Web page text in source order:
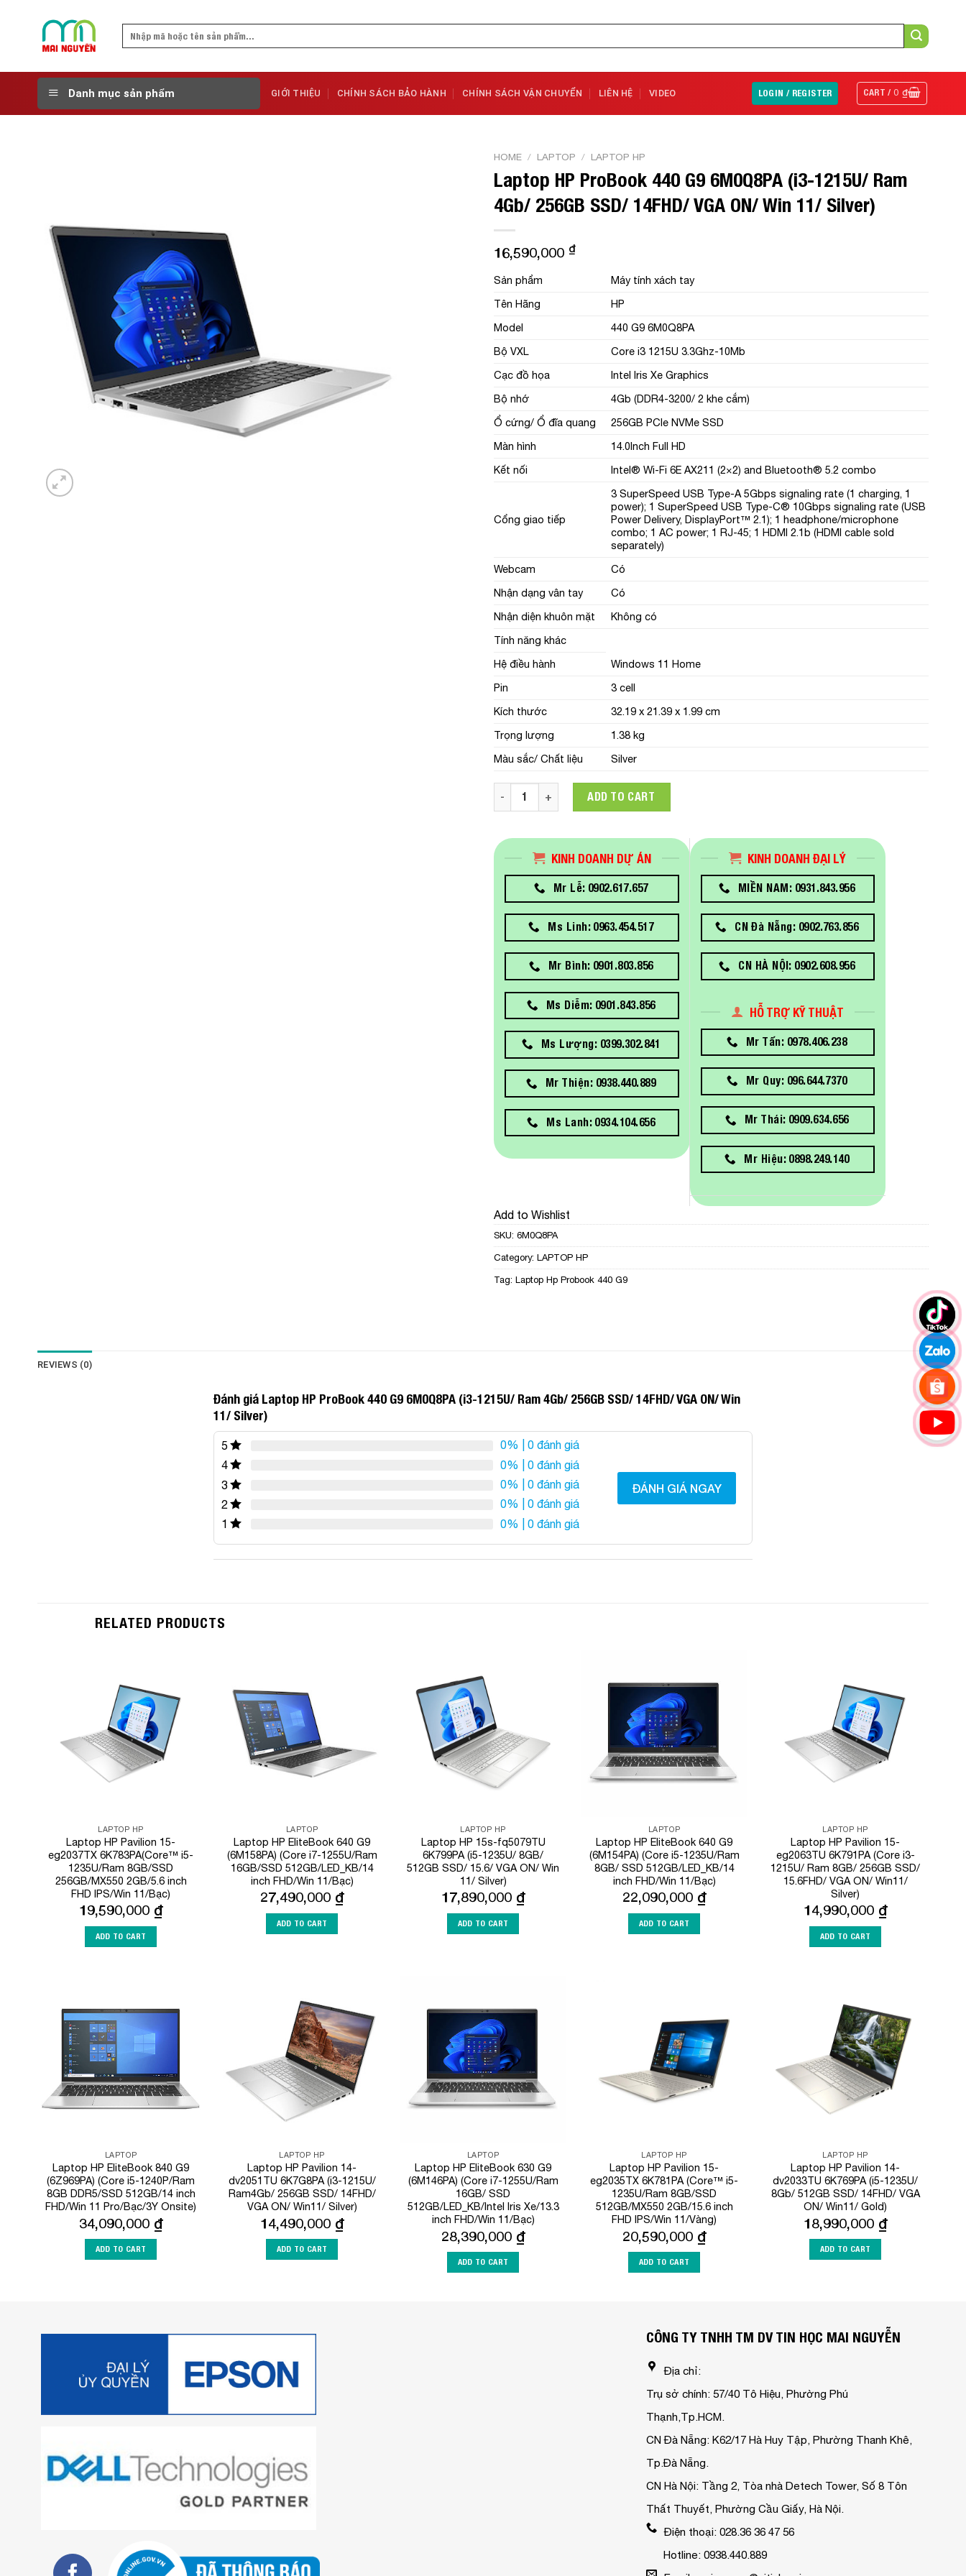
Search
Danh mục sản phẩm GIỚI THIỆU CHÍNH SÁCH BẢO HÀNH CHÍNH SÁCH VẬN CHUYỂN LIÊN HỆ VIDEO LOGIN / REGISTER CART /0₫
HOME / LAPTOP / LAPTOP HP
Laptop HP ProBook 440 G9 6M0Q8PA (i3-1215U/ Ram
4Gb/ 256GB SSD/ 14FHD/ VGA ON/ Win 11/ Silver)
16,590,000 ₫
Sản phẩm
Máy tính xách tay
Tên Hãng
HP
Model
440 G9 6M0Q8PA
Bộ VXL
Core i3 1215U 3.3Ghz-10Mb
Cạc đồ họa
Intel Iris Xe Graphics
Bộ nhớ
4Gb (DDR4-3200/ 2 khe cắm)
Ổ cứng/ Ổ đĩa quang
256GB PCIe NVMe SSD
Màn hình
14.0Inch Full HD
Kết nối
Intel® Wi-Fi 6E AX211 (2×2) and Bluetooth® 5.2 combo
Cổng giao tiếp
3 SuperSpeed USB Type-A 5Gbps signaling rate (1 charging, 1
power); 1 SuperSpeed USB Type-C® 10Gbps signaling rate (USB
Power Delivery, DisplayPort™ 2.1); 1 headphone/microphone
combo; 1 AC power; 1 RJ-45; 1 HDMI 2.1b (HDMI cable sold
separately)
Webcam
Có
Nhận dạng vân tay
Có
Nhận diện khuôn mặt
Không có
Tính năng khác
Hệ điều hành
Windows 11 Home
Pin
3 cell
Kích thước
32.19 x 21.39 x 1.99 cm
Trọng lượng
1.38 kg
Màu sắc/ Chất liệu
Silver
Laptop HP ProBook 440 G9 6M0Q8PA (i3-1215U/ Ram 4Gb/ 256GB SSD/ 14FHD/ VGA ON/
ADD TO CART
KINH DOANH DỰ ÁN
Mr Lễ: 0902.617.657
Ms Linh: 0963.454.517
Mr Bình: 0901.803.856
Ms Diễm: 0901.843.856
Ms Lượng: 0399.302.841
Mr Thiện: 0938.440.889
Ms Lanh: 0934.104.656
KINH DOANH ĐẠI LÝ
MIỀN NAM: 0931.843.956
CN Đà Nẵng: 0902.763.856
CN HÀ NỘI: 0902.608.956
HỖ TRỢ KỸ THUẬT
Mr Tấn: 0978.406.238
Mr Quy: 096.644.7370
Mr Thái: 0909.634.656
Mr Hiệu: 0898.249.140
Add to Wishlist
SKU: 6M0Q8PA
Category: LAPTOP HP
Tag: Laptop Hp Probook 440 G9
REVIEWS (0)
Đánh giá Laptop HP ProBook 440 G9 6M0Q8PA (i3-1215U/ Ram 4Gb/ 256GB SSD/ 14FHD/ VGA ON/ Win
11/ Silver)
5 0% | 0 đánh giá
4
0% | 0 đánh giá
3
0% | 0 đánh giá
2
0% | 0 đánh giá
1
0% | 0 đánh giá
ĐÁNH GIÁ NGAY
RELATED PRODUCTS
Wishlist
LAPTOP HP
Laptop HP Pavilion 15-
eg2037TX 6K783PA(Core™ i5-
1235U/Ram 8GB/SSD
256GB/MX550 2GB/5.6 inch
FHD IPS/Win 11/Bạc)
19,590,000 ₫
ADD TO CART
LAPTOP
Laptop HP EliteBook 640 G9
(6M158PA) (Core i7-1255U/Ram
16GB/SSD 512GB/LED_KB/14
inch FHD/Win 11/Bạc)
27,490,000 ₫
ADD TO CART
LAPTOP HP
Laptop HP 15s-fq5079TU
6K799PA (i5-1235U/ 8GB/
512GB SSD/ 15.6/ VGA ON/ Win
11/ Silver)
17,890,000 ₫
ADD TO CART
Add to
LAPTOP
Laptop HP EliteBook 640 G9
(6M154PA) (Core i5-1235U/Ram
8GB/ SSD 512GB/LED_KB/14
inch FHD/Win 11/Bạc)
22,090,000 ₫
ADD TO CART
Wishlist
LAPTOP HP
Laptop HP Pavilion 15-
eg2063TU 6K791PA (Core i3-
1215U/ Ram 8GB/ 256GB SSD/
15.6FHD/ VGA ON/ Win11/
Silver)
14,990,000 ₫
ADD TO CART
Add to
LAPTOP
Laptop HP EliteBook 840 G9
(6Z969PA) (Core i5-1240P/Ram
8GB DDR5/SSD 512GB/14 inch
FHD/Win 11 Pro/Bạc/3Y Onsite)
34,090,000 ₫
ADD TO CART
Add to
Wishlist
LAPTOP HP
Laptop HP Pavilion 14-
dv2051TU 6K7G8PA (i3-1215U/
Ram4Gb/ 256GB SSD/ 14FHD/
VGA ON/ Win11/ Silver)
14,490,000 ₫
ADD TO CART
Add to
LAPTOP
Laptop HP EliteBook 630 G9
(6M146PA) (Core i7-1255U/Ram
16GB/ SSD
512GB/LED_KB/Intel Iris Xe/13.3
inch FHD/Win 11/Bạc)
28,390,000 ₫
ADD TO CART
Wishlist
LAPTOP HP
Laptop HP Pavilion 15-
eg2035TX 6K781PA (Core™ i5-
1235U/Ram 8GB/SSD
512GB/MX550 2GB/15.6 inch
FHD IPS/Win 11/Vàng)
20,590,000 ₫
ADD TO CART
Add to
Wishlist
LAPTOP HP
Laptop HP Pavilion 14-
dv2033TU 6K769PA (i5-1235U/
8Gb/ 512GB SSD/ 14FHD/ VGA
ON/ Win11/ Gold)
18,990,000 ₫
ADD TO CART
CÔNG TY TNHH TM DV TIN HỌC MAI NGUYỄN
Địa chỉ:
Trụ sở chính: 57/40 Tô Hiệu, Phường Phú
Thạnh,Tp.HCM.
CN Đà Nẵng: K62/17 Hà Huy Tập, Phường Thanh Khê,
Tp.Đà Nẵng.
CN Hà Nội: Tầng 2, Tòa nhà Detech Tower, Số 8 Tôn
Thất Thuyết, Phường Cầu Giấy, Hà Nội.
Điện thoại: 028.36 36 47 56
Hotline: 0938.440.889